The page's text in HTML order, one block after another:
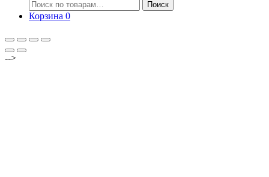
Искать:
Поиск
Корзина 0
-->